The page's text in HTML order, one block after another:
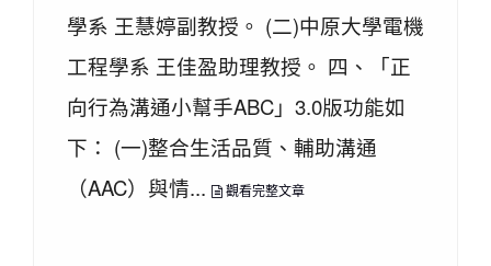
學系 王慧婷副教授。 (二)中原大學電機
工程學系 王佳盈助理教授。 四、「正
向行為溝通小幫手ABC」3.0版功能如
下： (一)整合生活品質、輔助溝通
（AAC）與情...
觀看完整文章